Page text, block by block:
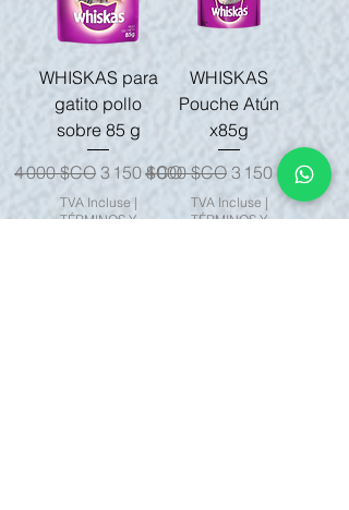
WHISKAS para
gatito pollo
sobre 85 g
Prix original
4 000 $CO Prix promotionnel
3 150 $CO
TVA Incluse |
TÉRMINOS Y
WHISKAS
Pouche Atún
x85g
Prix original
4 000 $CO Prix
3 150 $CO
TVA Incluse |
TÉRMINOS Y